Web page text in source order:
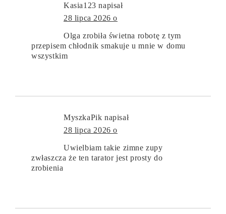
Kasia123 napisał
28 lipca 2026 o
Olga zrobiła świetna robotę z tym
przepisem chłodnik smakuje u mnie w domu
wszystkim
MyszkaPik napisał
28 lipca 2026 o
Uwielbiam takie zimne zupy
zwłaszcza że ten tarator jest prosty do
zrobienia